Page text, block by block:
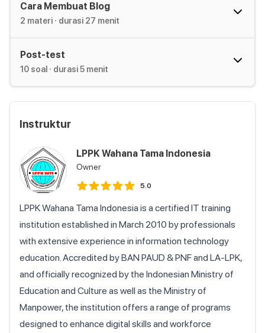
Cara Membuat Blog
2 materi · durasi 27 menit
Post-test
10 soal · durasi5 menit
Instruktur
LPPK Wahana Tama Indonesia
Owner
5.0
LPPK Wahana Tama Indonesia is a certified IT training
institution established in March 2010 by professionals
with extensive experience in information technology
education. Accredited by BAN PAUD & PNF and LA-LPK,
and officially recognized by the Indonesian Ministry of
Education and Culture as well as the Ministry of
Manpower, the institution offers a range of programs
designed to enhance digital skills and workforce